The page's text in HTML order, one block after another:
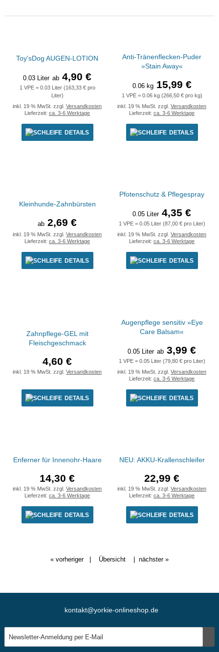
Toy'sDog AUGEN-LOTION
0.03 Liter ab 4,90 €
1 VPE = 0.03 Liter (163,33 € pro
Liter)
inkl. 19 % MwSt. zzgl. Versandkosten
Lieferzeit: ca. 3-6 Werktage
DETAILS
Anti-Tränenflecken-Puder
»Stain Away«
0.06 kg 15,99 €
1 VPE = 0.06 kg (266,50 € pro kg)
inkl. 19 % MwSt. zzgl. Versandkosten
Lieferzeit: ca. 3-6 Werktage
DETAILS
Kleinhunde-Zahnbürsten
ab 2,69 €
inkl. 19 % MwSt. zzgl. Versandkosten
Lieferzeit: ca. 3-6 Werktage
DETAILS
Pfotenschutz & Pflegespray
0.05 Liter 4,35 €
1 VPE = 0.05 Liter (87,00 € pro Liter)
inkl. 19 % MwSt. zzgl. Versandkosten
Lieferzeit: ca. 3-6 Werktage
DETAILS
Zahnpflege-GEL mit
Fleischgeschmack
4,60 €
inkl. 19 % MwSt. zzgl. Versandkosten
DETAILS
Augenpflege sensitiv »Eye
Care Balsam«
0.05 Liter ab 3,99 €
1 VPE = 0.05 Liter (79,80 € pro Liter)
inkl. 19 % MwSt. zzgl. Versandkosten
Lieferzeit: ca. 3-6 Werktage
DETAILS
Enferner für Innenohr-Haare
14,30 €
inkl. 19 % MwSt. zzgl. Versandkosten
Lieferzeit: ca. 3-6 Werktage
DETAILS
NEU: AKKU-Krallenschleifer
22,99 €
inkl. 19 % MwSt. zzgl. Versandkosten
Lieferzeit: ca. 3-6 Werktage
DETAILS
« vorheriger| Übersicht nächster »
kontakt@yorkie-onlineshop.de